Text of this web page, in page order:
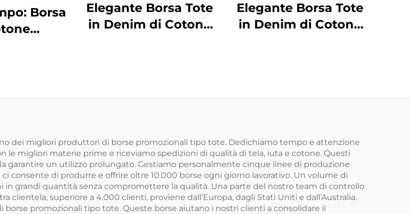
Borsa
Elegante Borsa Tote
in Denim di Cotone
Come Regalo
Elegante Borsa Tote
in Denim di Cotone
Come Regalo
dei migliori produttori di borse promozionali tipo tote. Dedichiamo tempo e attenzione
le migliori materie prime e riceviamo spedizioni di qualità di tela, iuta e cotone. Questi
garantire un utilizzo prolungato. Gestiamo personalmente cinque linee di produzione
consente di produrre e offrire oltre 10.000 borse ogni giorno lavorativo. Un volume di
grandi quantità senza compromettere la qualità. Una parte del nostro team di controllo
clientela, superiore a 4.000 clienti, proviene dall’Europa, dagli Stati Uniti e dall’Australia.
promozionali tipo tote. Queste borse aiutano i nostri clienti a consolidare il